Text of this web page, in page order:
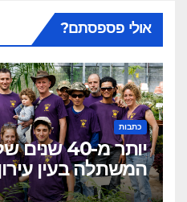
אולי פספסתם?
כתבות
יותר מ-40
המשתלה בעין
של צמחים ואנשים